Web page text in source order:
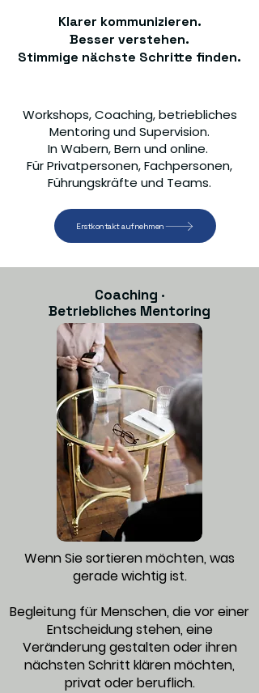
Klarer kommunizieren.
Besser verstehen.
Stimmige nächste Schritte finden.
Workshops, Coaching, betriebliches
Mentoring und Supervision.
In Wabern, Bern und online.
​Für Privatpersonen, Fachpersonen,
Führungskräfte und Teams.
Erstkontakt aufnehmen
Coaching ·
Betriebliches Mentoring
Wenn Sie sortieren möchten, was
gerade wichtig ist.
Begleitung für Menschen, die vor einer
Entscheidung stehen, eine
Veränderung gestalten oder ihren
nächsten Schritt klären möchten,
privat oder beruflich.